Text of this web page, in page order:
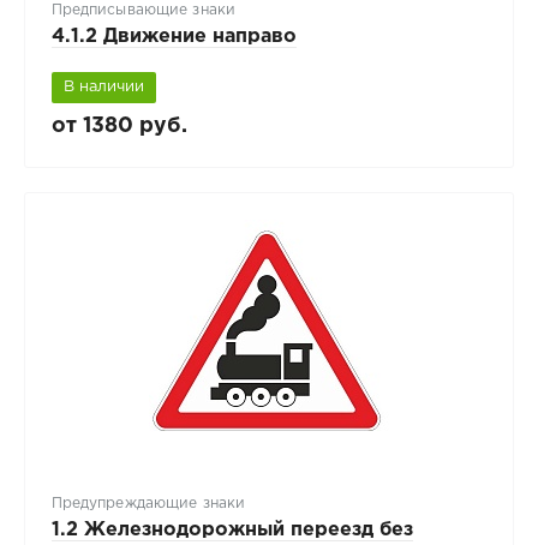
Предписывающие знаки
4.1.2 Движение направо
В наличии
от 1380 руб.
Предупреждающие знаки
1.2 Железнодорожный переезд без